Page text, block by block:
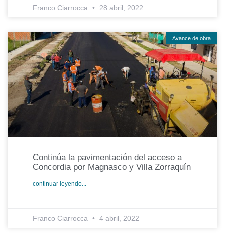
Franco Ciarrocca 28 abril, 2022
Avance de obra
Continúa la pavimentación del acceso a
Concordia por Magnasco y Villa Zorraquín
continuar leyendo...
Franco Ciarrocca 4 abril, 2022